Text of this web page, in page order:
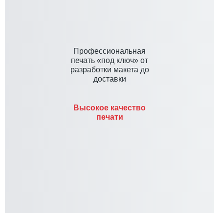
Профессиональная
печать «под ключ» от
разработки макета до
доставки
Высокое качество
печати